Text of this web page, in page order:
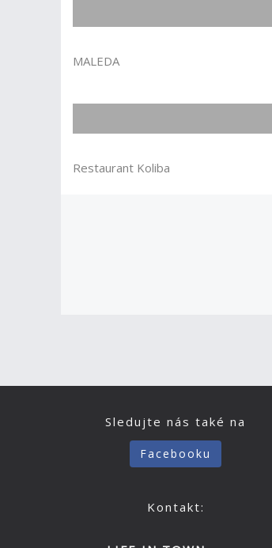
MALEDA
Restaurant Koliba
Sledujte nás také na
Facebooku
Kontakt: